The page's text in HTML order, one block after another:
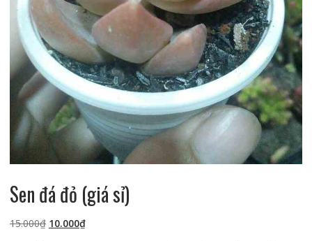
Sen đá đỏ (giá sỉ)
15.000₫ Giá
10.000₫Giá